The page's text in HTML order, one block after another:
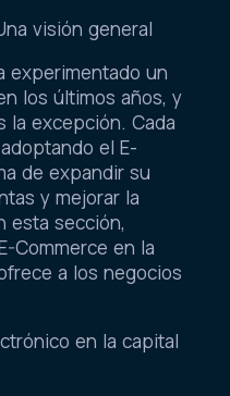
visión general
experimentado un
los últimos años, y
la excepción. Cada
el E-
de expandir su
y mejorar la
esta sección,
Commerce en la
a los negocios
en la capital